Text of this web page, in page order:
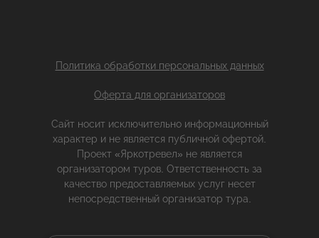
Политика обработки персональных данных
Оферта для организаторов
Сайт носит исключительно информационный
характер и не является публичной офертой.
Проект «Яркотревел» не является
организатором туров. Ответственность за
качество предоставляемых услуг несет
непосредственный организатор тура.